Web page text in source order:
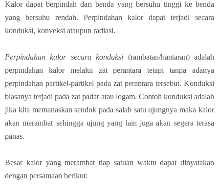
Kalor dapat berpindah dari benda yang bersuhu tinggi ke benda
yang bersuhu rendah. Perpindahan kalor dapat terjadi secara
konduksi, konveksi ataupun radiasi.
Perpindahan kalor secara konduksi (rambatan/hantaran) adalah
perpindahan kalor melalui zat perantara tetapi tanpa adanya
perpindahan partikel-partikel pada zat perantara tersebut. Konduksi
biasanya terjadi pada zat padat atau logam. Contoh konduksi adalah
jika kita memanaskan sendok pada salah satu ujungnya maka kalor
akan merambat sehingga ujung yang lain juga akan segera terasa
panas.
Besar kalor yang merambat tiap satuan waktu dapat dinyatakan
dengan persamaan berikut: